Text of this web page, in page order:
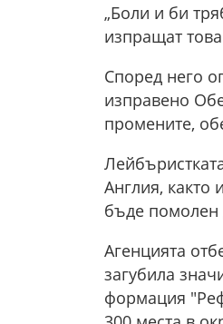
„Боли и би
изпращат
Според него
изправено
промените,
Англия, както
бъде помолен
Агенцията
загубила
формация